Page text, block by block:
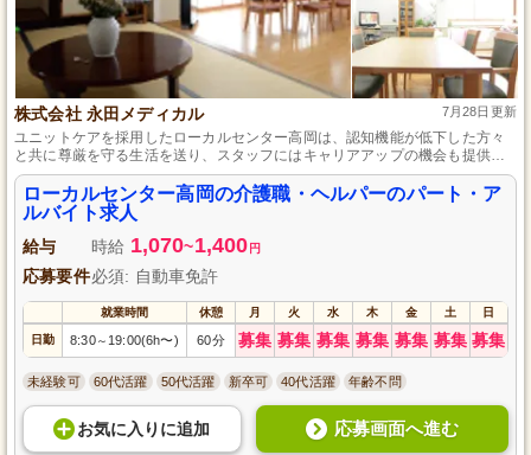
株式会社 永田メディカル 7月28日更新
ユニットケアを採用したローカルセンター高岡は、認知機能が低下した方々
と共に尊厳を守る生活を送り、スタッフにはキャリアアップの機会も提供し
ます。
ローカルセンター高岡の介護職・ヘルパーのパート・ア
ルバイト求人
給与 時給 1,070~1,400 円
応募要件必須: 自動車免許
就業時間 休憩 月 火 水 木 金 土 日
日勤 8:30～ 19:00(6h〜) 60分 募集 募集 募集 募集 募集 募集 募集
未経験可 60代活躍 50代活躍 新卒可 40代活躍 年齢不問
お気に入り に追加 応募画面へ進む